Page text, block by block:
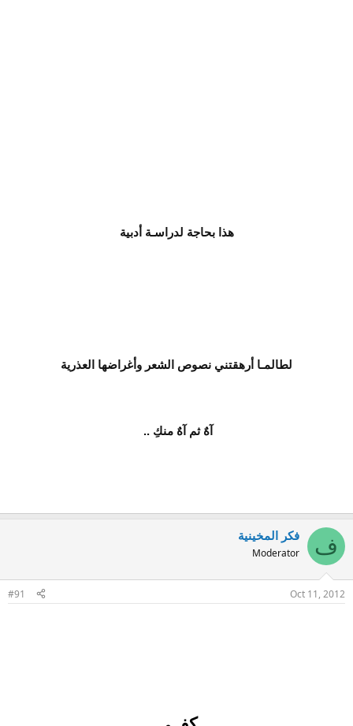
هذا بحاجة لدراسـة أدبية
لطالمـا أرهقتني نصوص الشعر وأغراضها العذرية
آهٌ ثم آهٌ منكِ ..
ف فكر المخينية
Moderator
Oct 11, 2012
#91